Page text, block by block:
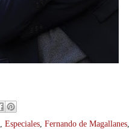
Especiales Fernando de Magallanes